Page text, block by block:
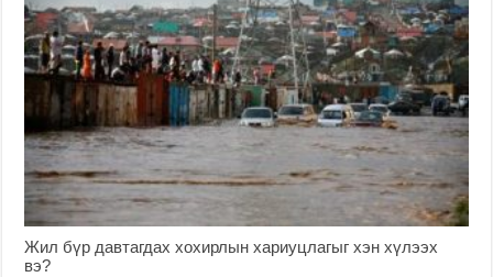
Жил бүр давтагдах хохирлын хариуцлагыг хэн хүлээх
вэ?